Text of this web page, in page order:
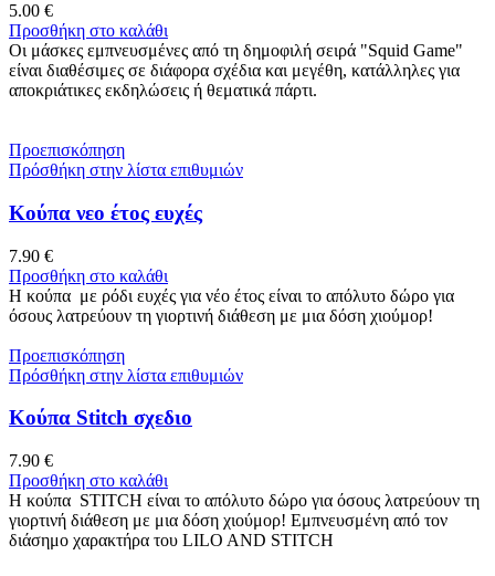
5.00 €
Προσθήκη στο καλάθι
Οι μάσκες εμπνευσμένες από τη δημοφιλή σειρά "Squid Game"
είναι διαθέσιμες σε διάφορα σχέδια και μεγέθη, κατάλληλες για
αποκριάτικες εκδηλώσεις ή θεματικά πάρτι.
Προεπισκόπηση
Πρόσθήκη στην λίστα επιθυμιών
Κούπα νεο έτος ευχές
7.90 €
Προσθήκη στο καλάθι
Η κούπα με ρόδι ευχές για νέο έτος είναι το απόλυτο δώρο για
όσους λατρεύουν τη γιορτινή διάθεση με μια δόση χιούμορ!
Προεπισκόπηση
Πρόσθήκη στην λίστα επιθυμιών
Κούπα Stitch σχεδιο
7.90 €
Προσθήκη στο καλάθι
Η κούπα STITCH είναι το απόλυτο δώρο για όσους λατρεύουν τη
γιορτινή διάθεση με μια δόση χιούμορ! Εμπνευσμένη από τον
διάσημο χαρακτήρα του LILO AND STITCH